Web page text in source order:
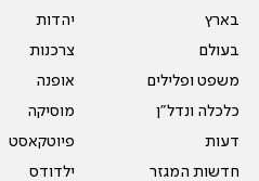
בארץ
בעולם
משפט ופלילים
כלכלה ונדל"ן
דעות
חדשות המגזר
יהדות
צרכנות
אופנה
מוסיקה
פיוטקאסט
ילדודס